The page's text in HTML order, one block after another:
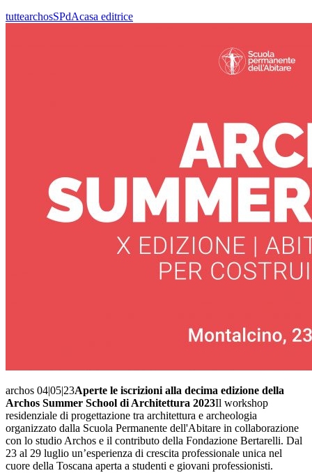
tuttearchosSPdAcasa editrice
archos 04|05|23Aperte le iscrizioni alla decima edizione della
Archos Summer School di Architettura 2023Il workshop
residenziale di progettazione tra architettura e archeologia
organizzato dalla Scuola Permanente dell'Abitare in collaborazione
con lo studio Archos e il contributo della Fondazione Bertarelli. Dal
23 al 29 luglio un’esperienza di crescita professionale unica nel
cuore della Toscana aperta a studenti e giovani professionisti.